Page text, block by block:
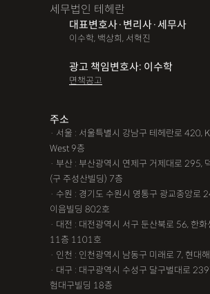
세무법인 테헤란
대표변호사·변리사·세무사
이수학, 백상희, 서혁진
광고 책임변호사: 이수학
면책공고
주소
· 서울 : 서울특별시 강남구 테헤란로 420,
West 9층
· 부산 : 부산광역시 연제구 거제대로 295,
(구 주성산빌딩) 7층
· 수원 : 경기도 수원시 영통구 광교중앙로
이음빌딩 802호
· 대전 : 대전광역시 서구 둔산북로 56, 한
11층 1101호
· 인천 : 인천광역시 남동구 미래로 7, 현대
· 대구 : 대구광역시 수성구 달구벌대로
험대구빌딩 18층